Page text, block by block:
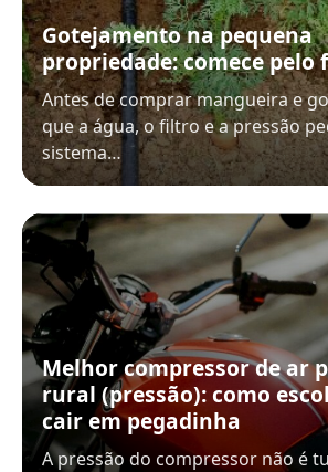
Gotejamento na pequena
propriedade: comece pelo
Antes de comprar mangueira e
que a água, o filtro e a pressão
sistema…
Melhor compressor de ar
rural (pressão): como
cair em pegadinha
A pressão do compressor não é